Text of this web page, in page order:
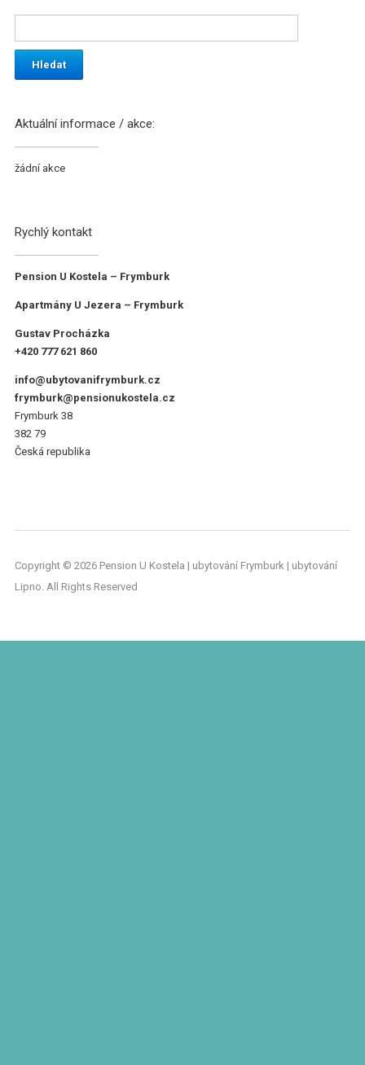
Aktuální informace / akce:
žádní akce
Rychlý kontakt
Pension U Kostela – Frymburk
Apartmány U Jezera – Frymburk
Gustav Procházka
+420 777 621 860
info@ubytovanifrymburk.cz
frymburk@pensionukostela.cz
Frymburk 38
382 79
Česká republika
Copyright © 2026 Pension U Kostela | ubytování Frymburk | ubytování
Lipno. All Rights Reserved